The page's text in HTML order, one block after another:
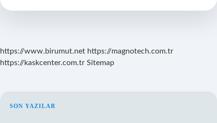
Mı
https://www.birumut.net https://magnotech.com.tr
https://kaskcenter.com.tr Sitemap
SIDEBAR
SON YAZILAR